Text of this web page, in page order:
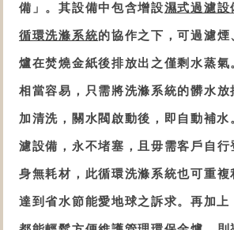
備 」。其設備中包含增設濕式過濾設
循環洗滌系統的協作之下，可過濾煙
爐在焚燒金紙後排放出之僅剩水蒸氣
相當容易，只需將洗滌系統的髒水放
加清洗，關水閥啟動後，即自動補水
濾設備 ， 永不堵塞，且毋需客戶自行
身無耗材，此循環洗滌系統也可重複
達到省水節能愛地球之訴求。再加上